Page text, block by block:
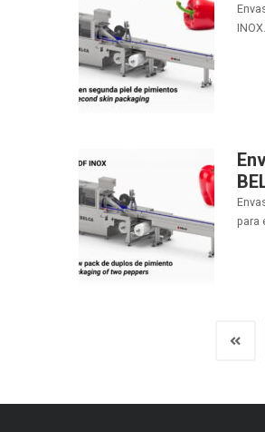
para